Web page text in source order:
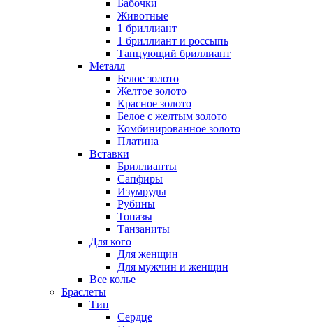
Бабочки
Животные
1 бриллиант
1 бриллиант и россыпь
Танцующий бриллиант
Металл
Белое золото
Желтое золото
Красное золото
Белое с желтым золото
Комбинированное золото
Платина
Вставки
Бриллианты
Сапфиры
Изумруды
Рубины
Топазы
Танзаниты
Для кого
Для женщин
Для мужчин и женщин
Все колье
Браслеты
Тип
Сердце